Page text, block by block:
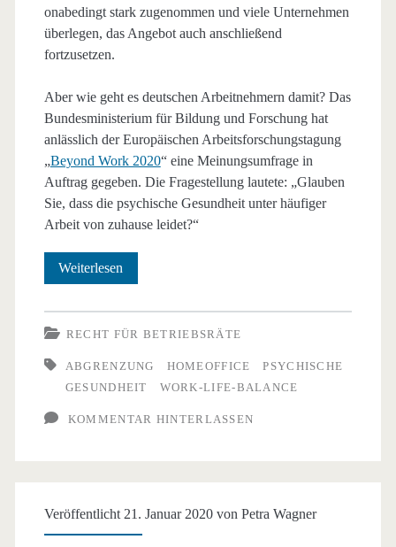
onabedingt stark zugenommen und viele Unternehmen
überlegen, das Angebot auch anschließend
fortzusetzen.
Aber wie geht es deutschen Arbeitnehmern damit? Das
Bundesministerium für Bildung und Forschung hat
anlässlich der Europäischen Arbeitsforschungstagung
„Beyond Work 2020“ eine Meinungsumfrage in
Auftrag gegeben. Die Fragestellung lautete: „Glauben
Sie, dass die psychische Gesundheit unter häufiger
Arbeit von zuhause leidet?“
Weiterlesen
psychische
Gesundheit
im
Homeoffice?
RECHT FÜR BETRIEBSRÄTE
ABGRENZUNG HOMEOFFICE
PSYCHISCHE
GESUNDHEIT
WORK-LIFE-BALANCE
KOMMENTAR HINTERLASSEN
Veröffentlicht 21. Januar 2020 von Petra Wagner